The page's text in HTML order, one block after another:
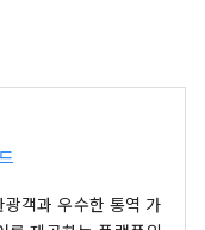
객과 우수한 통역 가